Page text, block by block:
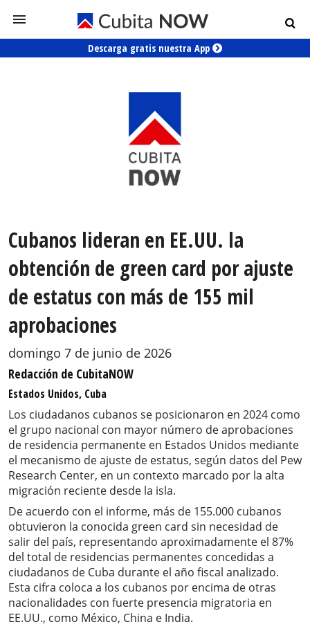
Descarga gratis nuestra App
Cubanos lideran en EE.UU. la
obtención de green card por ajuste
de estatus con más de 155 mil
aprobaciones
domingo 7 de junio de 2026
Redacción de CubitaNOW
Estados Unidos, Cuba
Los ciudadanos cubanos se posicionaron en 2024 como
el grupo nacional con mayor número de aprobaciones
de residencia permanente en Estados Unidos mediante
el mecanismo de ajuste de estatus, según datos del Pew
Research Center, en un contexto marcado por la alta
migración reciente desde la isla.
De acuerdo con el informe, más de 155.000 cubanos
obtuvieron la conocida green card sin necesidad de
salir del país, representando aproximadamente el 87%
del total de residencias permanentes concedidas a
ciudadanos de Cuba durante el año fiscal analizado.
Esta cifra coloca a los cubanos por encima de otras
nacionalidades con fuerte presencia migratoria en
EE.UU., como México, China e India.